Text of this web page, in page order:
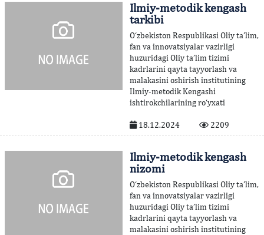
Ilmiy-metodik kengash
tarkibi
O‘zbekiston Respublikasi Oliy ta’lim,
fan va innovatsiyalar vazirligi
huzuridagi Oliy ta’lim tizimi
kadrlarini qayta tayyorlash va
malakasini oshirish institutining
Ilmiy-metodik Kengashi
ishtirokchilarining ro‘yxati
18.12.2024 2209
Ilmiy-metodik kengash
nizomi
O‘zbekiston Respublikasi Oliy ta’lim,
fan va innovatsiyalar vazirligi
huzuridagi Oliy ta’lim tizimi
kadrlarini qayta tayyorlash va
malakasini oshirish institutining